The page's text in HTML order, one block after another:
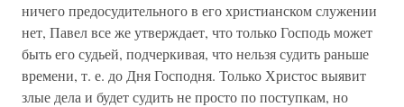
ничего предосудительного в его христианском служении
нет, Павел все же утверждает, что только Господь может
быть его судьей, подчеркивая, что нельзя судить раньше
времени, т. е. до Дня Господня. Только Христос выявит
злые дела и будет судить не просто по поступкам, но